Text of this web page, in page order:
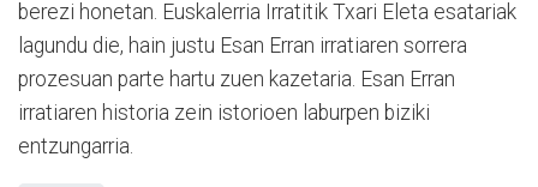
berezi honetan. Euskalerria Irratitik Txari Eleta esatariak
lagundu die, hain justu Esan Erran irratiaren sorrera
prozesuan parte hartu zuen kazetaria. Esan Erran
irratiaren historia zein istorioen laburpen biziki
entzungarria.